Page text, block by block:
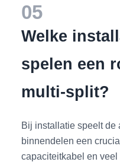
05
Welke
spelen een
multi-split?
Bij installatie speelt de
binnendelen een
capaciteitkabel en